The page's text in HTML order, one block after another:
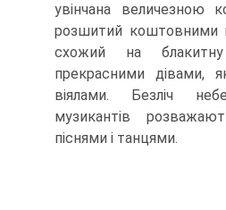
увінчана вели­чезною
розшитий коштовними
схожий на
прекрасними дівами,
віялами. Без­ліч
музикантів
піснями і танцями.